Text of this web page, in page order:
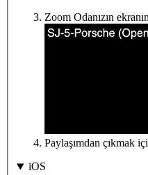
Zoom Odanızın
Paylaşımdan çıkmak
iOS